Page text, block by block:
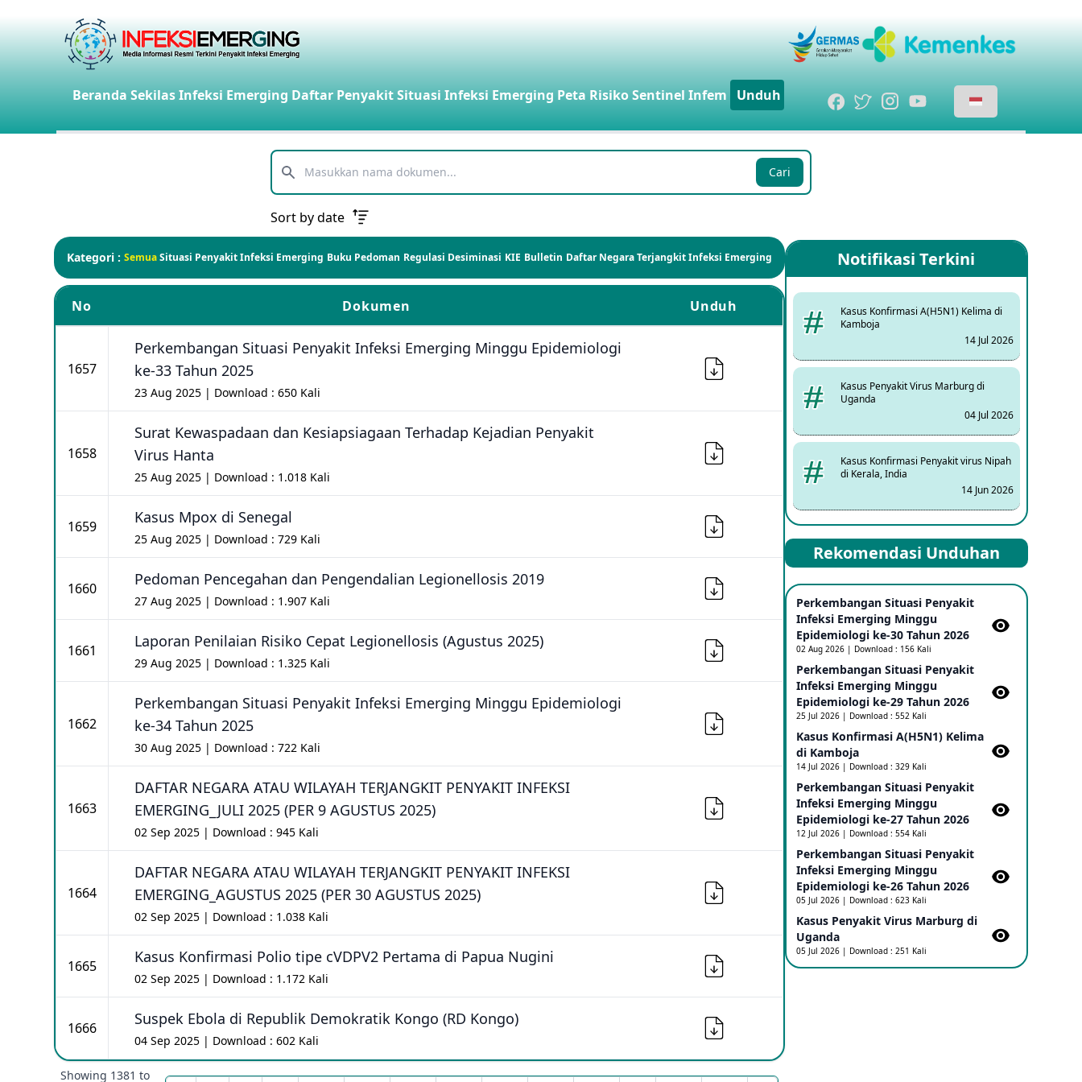
Beranda Sekilas Infeksi Emerging Daftar PenyakitSituasi Infeksi Emerging Peta RisikoSentinel Infem Unduh
Telusuri Cari
Sort by date
Kategori : Semua Situasi Penyakit Infeksi Emerging Buku Pedoman Regulasi Desiminasi KIE Bulletin Daftar Negara Terjangkit Infeksi Emerging
No Dokumen Unduh
1657
Perkembangan Situasi Penyakit Infeksi Emerging Minggu Epidemiologi
ke-33 Tahun 2025
23 Aug 2025 | Download : 650 Kali
1658
Surat Kewaspadaan dan Kesiapsiagaan Terhadap Kejadian Penyakit
Virus Hanta
25 Aug 2025 | Download : 1.018 Kali
1659 Kasus Mpox di Senegal
25 Aug 2025 | Download : 729 Kali
1660 Pedoman Pencegahan dan Pengendalian Legionellosis 2019
27 Aug 2025 | Download : 1.907 Kali
1661 Laporan Penilaian Risiko Cepat Legionellosis (Agustus 2025)
29 Aug 2025 | Download : 1.325 Kali
1662
Perkembangan Situasi Penyakit Infeksi Emerging Minggu Epidemiologi
ke-34 Tahun 2025
30 Aug 2025 | Download : 722 Kali
1663
DAFTAR NEGARA ATAU WILAYAH TERJANGKIT PENYAKIT INFEKSI
EMERGING_JULI 2025 (PER 9 AGUSTUS 2025)
02 Sep 2025 | Download : 945 Kali
1664
DAFTAR NEGARA ATAU WILAYAH TERJANGKIT PENYAKIT INFEKSI
EMERGING_AGUSTUS 2025 (PER 30 AGUSTUS 2025)
02 Sep 2025 | Download : 1.038 Kali
1665 Kasus Konfirmasi Polio tipe cVDPV2 Pertama di Papua Nugini
02 Sep 2025 | Download : 1.172 Kali
1666 Suspek Ebola di Republik Demokratik Kongo (RD Kongo)
04 Sep 2025 | Download : 602 Kali
Showing 1381 to
Notifikasi Terkini
Kasus Konfirmasi A(H5N1) Kelima di
Kamboja
14 Jul 2026
Kasus Penyakit Virus Marburg di
Uganda
04 Jul 2026
Kasus Konfirmasi Penyakit virus Nipah
di Kerala, India
14 Jun 2026
Kasus Dicurigai Penyakit virus Nipah di
Kerala, India
12 Jun 2026
Mpox Clade 1b di Taiwan
25 May 2026
Update Informasi PHEIC Penyakit
Ebola
23 May 2026
Penetapan Outbreak Penyakit Ebola di
RD Kongo dan Uganda Sebagai PHEIC
17 May 2026
Outbreak Penyakti Ebola di RD Kongo
Kasus Konfirmasi A(H5NN6) di Cina
Rekomendasi Unduhan
Perkembangan Situasi Penyakit
Infeksi Emerging Minggu
Epidemiologi ke-30 Tahun 2026
02 Aug 2026 | Download : 156 Kali
Perkembangan Situasi Penyakit
Infeksi Emerging Minggu
Epidemiologi ke-29 Tahun 2026
25 Jul 2026 | Download : 552 Kali
Kasus Konfirmasi A(H5N1) Kelima
di Kamboja​
14 Jul 2026 | Download : 329 Kali
Perkembangan Situasi Penyakit
Infeksi Emerging Minggu
Epidemiologi ke-27 Tahun 2026
12 Jul 2026 | Download : 554 Kali
Perkembangan Situasi Penyakit
Infeksi Emerging Minggu
Epidemiologi ke-26 Tahun 2026
05 Jul 2026 | Download : 623 Kali
Kasus Penyakit Virus Marburg di
Uganda
05 Jul 2026 | Download : 251 Kali